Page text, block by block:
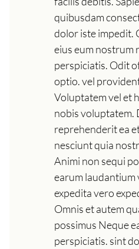
quibusdam
dolor iste impedit.
eius eum nostrum
perspiciatis. Odit
optio. vel
Voluptatem vel et
nobis voluptatem.
reprehenderit ea
nesciunt quia
Animi non sequi
earum
expedita vero
Omnis et autem
possimus Neque
perspiciatis. sint